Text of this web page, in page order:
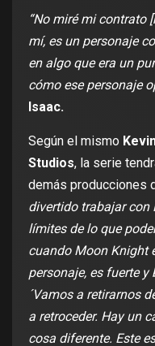
“No miré mi contrato
mí, es un personaje
en algo que era un
cómo ese personaje
Isaac.
Según el mismo
Studios, la serie
demás producciones
divertido trabajar con
límites de lo que
cuando Moon Knight
personaje, es fuerte
´Vamos a retirarnos
a retroceder. Hay un
cosa diferente. Este